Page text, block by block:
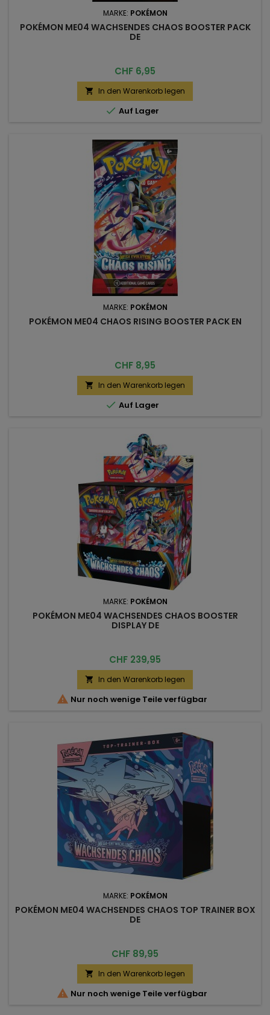
MARKE: POKÉMON
POKÉMON ME04 WACHSENDES CHAOS BOOSTER PACK
DE
Preis
CHF 6,95
 In den Warenkorb legen
 Auf Lager
MARKE: POKÉMON
POKÉMON ME04 CHAOS RISING BOOSTER PACK EN
Preis
CHF 8,95
 In den Warenkorb legen
 Auf Lager
MARKE: POKÉMON
POKÉMON ME04 WACHSENDES CHAOS BOOSTER
DISPLAY DE
Preis
CHF 239,95
 In den Warenkorb legen
 Nur noch wenige Teile verfügbar
MARKE: POKÉMON
POKÉMON ME04 WACHSENDES CHAOS TOP TRAINER BOX
DE
Preis
CHF 89,95
 In den Warenkorb legen
 Nur noch wenige Teile verfügbar